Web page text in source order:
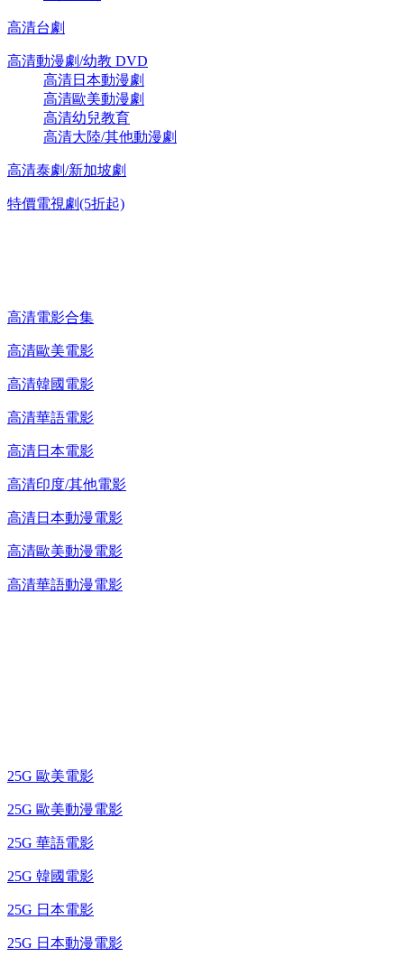
高清台劇
高清動漫劇/幼教 DVD
高清日本動漫劇
高清歐美動漫劇
高清幼兒教育
高清大陸/其他動漫劇
高清泰劇/新加坡劇
特價電視劇(5折起)
高清電影合集
高清歐美電影
高清韓國電影
高清華語電影
高清日本電影
高清印度/其他電影
高清日本動漫電影
高清歐美動漫電影
高清華語動漫電影
25G 歐美電影
25G 歐美動漫電影
25G 華語電影
25G 韓國電影
25G 日本電影
25G 日本動漫電影